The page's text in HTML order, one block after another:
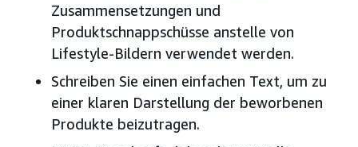
Zusammensetzungen und
Produktschnappschüsse anstelle von
Lifestyle-Bildern verwendet werden.
Schreiben Sie einen einfachen Text, um zu
einer klaren Darstellung der beworbenen
Produkte beizutragen.